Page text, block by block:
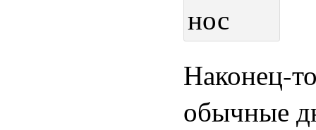
Наконец-
обычные